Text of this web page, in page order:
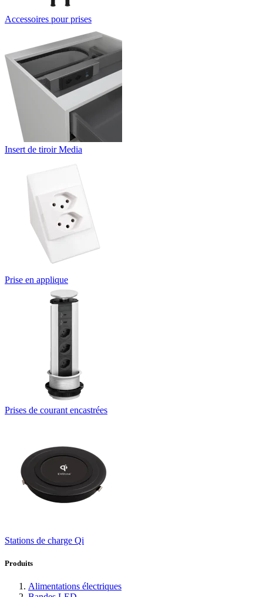
Accessoires pour prises
Insert de tiroir Media
Prise en applique
Prises de courant encastrées
Stations de charge Qi
Produits
Alimentations électriques